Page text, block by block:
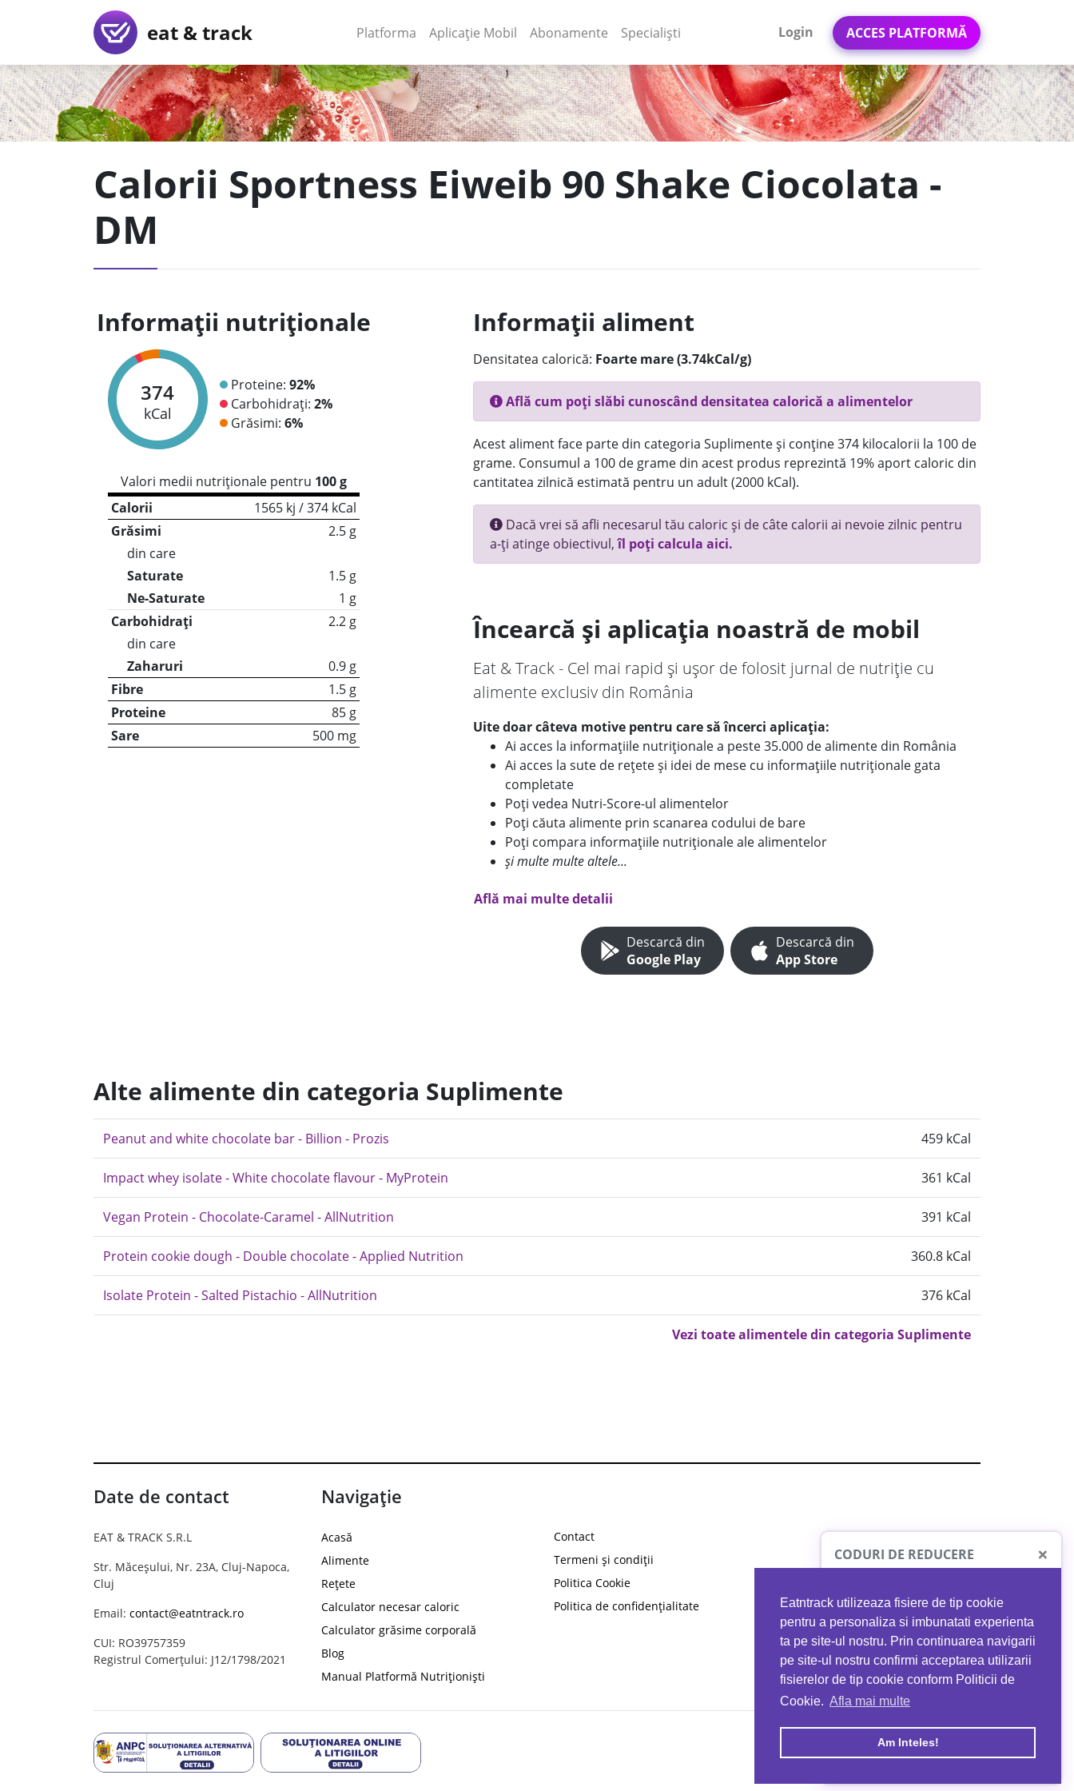
Eatntrack utilizeaza fisiere de tip cookie
pentru a personaliza si imbunatati experienta
ta pe site-ul nostru. Prin continuarea navigarii
pe site-ul nostru confirmi acceptarea utilizarii
fisierelor de tip cookie conform Politicii de
Cookie. Afla mai multe
Am Inteles!
eat & track Platforma (current)
Aplicație Mobil (current)
Abonamente Specialiști Login ACCES PLATFORMĂ
Calorii Sportness Eiweib 90 Shake Ciocolata -
DM
Informații nutriționale
374
kCal
Proteine: 92%
Carbohidrați: 2%
Grăsimi: 6%
Valori medii nutriționale pentru 100 g
Calorii
1565 kj / 374 kCal
Grăsimi
2.5 g
din care
Saturate
1.5 g
Ne-Saturate
1 g
Carbohidrați
2.2 g
din care
Zaharuri
0.9 g
Fibre
1.5 g
Proteine
85 g
Sare
500 mg
Informații aliment
Densitatea calorică: Foarte mare (3.74kCal/g)
Află cum poți slăbi cunoscând densitatea calorică a alimentelor
Acest aliment face parte din categoria Suplimente și conține 374 kilocalorii la 100 de
grame. Consumul a 100 de grame din acest produs reprezintă 19% aport caloric din
cantitatea zilnică estimată pentru un adult (2000 kCal).
Dacă vrei să afli necesarul tău caloric și de câte calorii ai nevoie zilnic pentru
a-ți atinge obiectivul,îl poți calcula aici.
Încearcă și aplicația noastră de mobil
Eat & Track - Cel mai rapid și ușor de folosit jurnal de nutriție cu
alimente exclusiv din România
Uite doar câteva motive pentru care să încerci aplicația:
Ai acces la informațiile nutriționale a peste 35.000 de alimente din România
Ai acces la sute de rețete și idei de mese cu informațiile nutriționale gata
completate
Poți vedea Nutri-Score-ul alimentelor
Poți căuta alimente prin scanarea codului de bare
Poți compara informațiile nutriționale ale alimentelor
și multe multe altele...
Află mai multe detalii
Descarcă din
Google Play
Descarcă din
App Store
Alte alimente din categoria Suplimente
Peanut and white chocolate bar - Billion - Prozis 459 kCal
Impact whey isolate - White chocolate flavour - MyProtein 361 kCal
Vegan Protein - Chocolate-Caramel - AllNutrition 391 kCal
Protein cookie dough - Double chocolate - Applied Nutrition 360.8 kCal
Isolate Protein - Salted Pistachio - AllNutrition 376 kCal
Vezi toate alimentele din categoria Suplimente
Date de contact
EAT & TRACK S.R.L
Str. Măceșului, Nr. 23A, Cluj-Napoca,
Cluj
Email: contact@eatntrack.ro
CUI: RO39757359
Registrul Comerțului: J12/1798/2021
Navigație
Acasă
Alimente
Rețete
Calculator necesar caloric
Calculator grăsime corporală
Blog
Manual Platformă Nutriționiști
Contact
Termeni și condiții
Politica Cookie
Politica de confidențialitate
CODURI DE REDUCERE ×
PROTO41
reducere la orice comandă
EATNTRACK
MYPROTEIN
Ai40%reducere la orice comandă
folosind codul EATTRACK